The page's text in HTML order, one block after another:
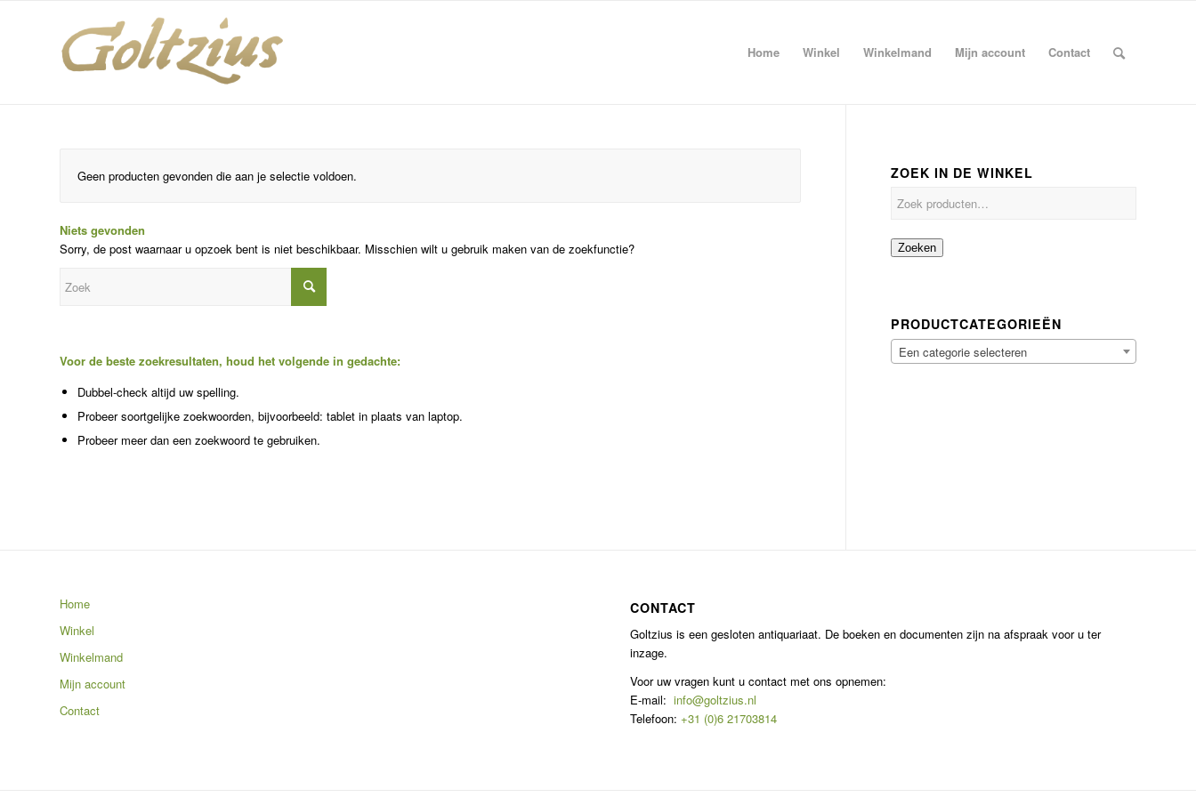
Home Winkel Winkelmand Mijn account Contact
Geen producten gevonden die aan je selectie voldoen.
Niets gevonden
Sorry, de post waarnaar u opzoek bent is niet beschikbaar. Misschien wilt u gebruik maken van de zoekfunctie?
Voor de beste zoekresultaten, houd het volgende in gedachte:
Dubbel-check altijd uw spelling.
Probeer soortgelijke zoekwoorden, bijvoorbeeld: tablet in plaats van laptop.
Probeer meer dan een zoekwoord te gebruiken.
ZOEK IN DE WINKEL
Zoeken
PRODUCTCATEGORIEËN
Een categorie selecteren
Home
Winkel
Winkelmand
Mijn account
Contact
CONTACT
Goltzius is een gesloten antiquariaat. De boeken en documenten zijn na afspraak voor u ter
inzage.
Voor uw vragen kunt u contact met ons opnemen:
E-mail:info@goltzius.nl
Telefoon: +31 (0)6 21703814